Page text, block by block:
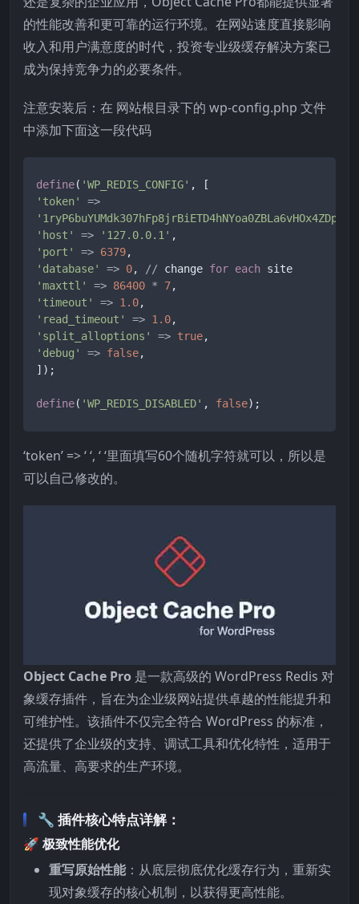
的性能改善和更可靠的运行环境。在网站速度直接影响
收入和用户满意度的时代，投资专业级缓存解决方案已
成为保持竞争力的必要条件。
注意安装后：在 网站根目录下的 wp-config.php 文件
中添加下面这一段代码
define( 'WP_REDIS_CONFIG'
'token'
=>
'host'
=> '127.0.0.1'
'port'
=> 6379
'database'
=> 0, // change for each
'maxttl'
=> 86400 * 7
'timeout'
=> 1.0
'read_timeout'
=> 1.0
'split_alloptions'
=> true
'debug'
=> false,
]);
define( 'WP_REDIS_DISABLED' , false);
‘token’ => ‘ ‘, ‘ ‘里面填写60个随机字符就可以，所以是
可以自己修改的。
Object Cache Pro 是一款高级的 WordPress Redis 对
象缓存插件，旨在为企业级网站提供卓越的性能提升和
可维护性。该插件不仅完全符合 WordPress 的标准，
还提供了企业级的支持、调试工具和优化特性，适用于
高流量、高要求的生产环境。
🔧 插件核心特点详解：
🚀 极致性能优化
重写原始性能：从底层彻底优化缓存行为，重新实
现对象缓存的核心机制，以获得更高性能。